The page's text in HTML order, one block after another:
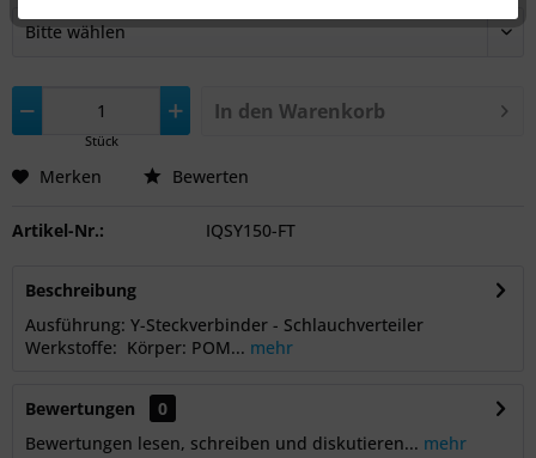
Stück
In den Warenkorb
Merken Bewerten
Artikel-Nr.: IQSY150-FT
Beschreibung
Ausführung: Y-Steckverbinder - Schlauchverteiler
Werkstoffe: Körper: POM... mehr
Bewertungen
0
Bewertungen lesen, schreiben und diskutieren... mehr